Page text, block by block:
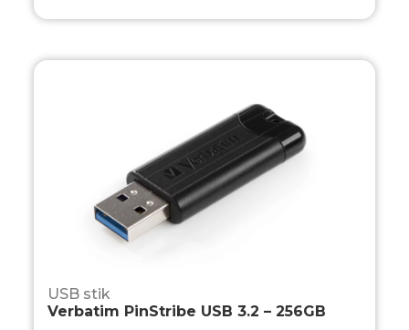
USB stik
Verbatim PinStribe USB 3.2 – 256GB